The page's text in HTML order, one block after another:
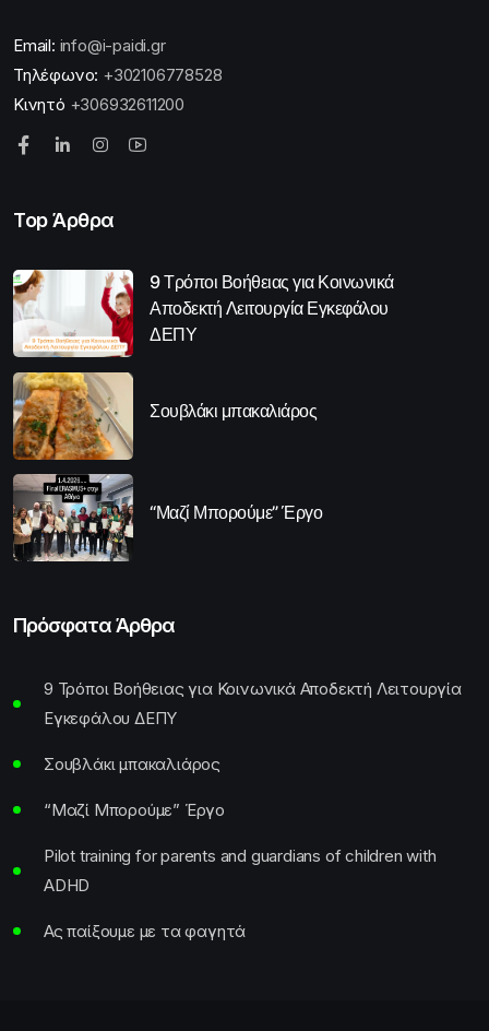
Email: info@i-paidi.gr
Τηλέφωνο: +302106778528
Κινητό +306932611200
Top Άρθρα
9 Τρόποι Βοήθειας για Κοινωνικά
Αποδεκτή Λειτουργία Εγκεφάλου
ΔΕΠΥ
Σουβλάκι μπακαλιάρος
“Μαζί Μπορούμε” Έργο
Πρόσφατα Άρθρα
9 Τρόποι Βοήθειας για Κοινωνικά Αποδεκτή Λειτουργία
Εγκεφάλου ΔΕΠΥ
Σουβλάκι μπακαλιάρος
“Μαζί Μπορούμε” Έργο
Pilot training for parents and guardians of children with
ADHD
Ας παίξουμε με τα φαγητά